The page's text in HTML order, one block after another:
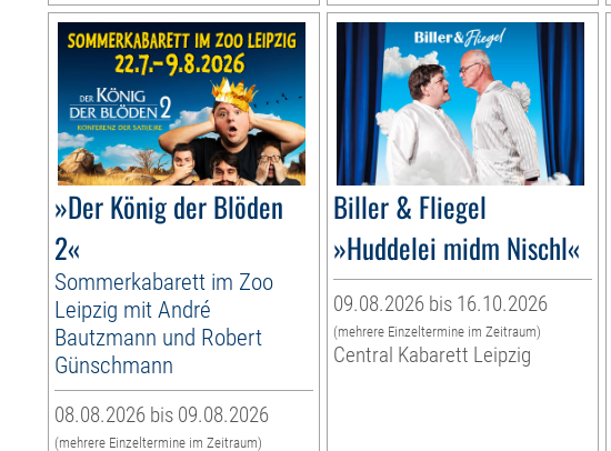
»Der König der Blöden
2«
Sommerkabarett im Zoo
Leipzig mit André
Bautzmann und Robert
Günschmann
08.08.2026 bis 09.08.2026
(mehrere Einzeltermine im Zeitraum)
Biller & Fliegel
»Huddelei midm Nischl«
09.08.2026 bis 16.10.2026
(mehrere Einzeltermine im Zeitraum)
Central Kabarett Leipzig